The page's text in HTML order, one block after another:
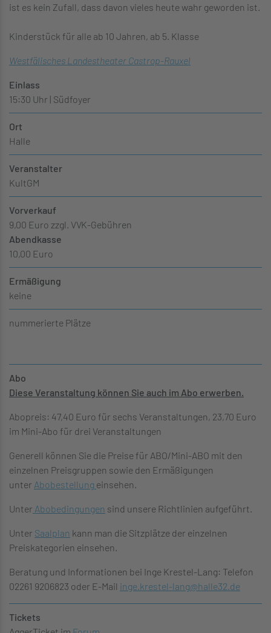
ist es kein Zufall, dass davon vieles heute wahr geworden ist.
Kinderstück für alle ab 10 Jahren, ab 5. Klasse
Westfälisches Landestheater Castrop-Rauxel
Einlass
15:30 Uhr | Südfoyer
Ort
Halle
Veranstalter
KultGM
Vorverkauf
9,00 Euro zzgl. VVK-Gebühren
Abendkasse
10,00 Euro
Ermäßigung
keine
nummerierte Plätze
Abo
Diese Veranstaltung können Sie auch im Abo erwerben.
Abopreis: 47,40 Euro für sechs Veranstaltungen, 23,70 Euro
im Mini-Abo für drei Veranstaltungen
Generell können Sie die Preise für ABO/Mini-ABO mit den
einzelnen Preisgruppen sowie den Ermäßigungen
unter Abobestellung einsehen.
Unter Abobedingungen sind unsere Richtlinien aufgeführt.
Unter Saalplan kann man die Sitzplätze der einzelnen
Preiskategorien einsehen.
Beratung und Informationen bei Inge Krestel-Lang: Telefon
02261 9206823 oder E-Mail inge.krestel-lang@halle32.de
Tickets